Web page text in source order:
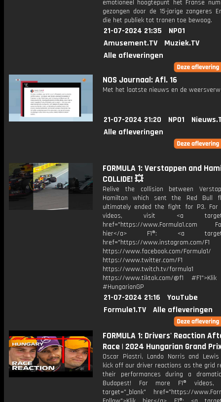
emotioneel hoogtepunt het Franse
gezongen door de 15-jarige zangeres
die het publiek tot tranen toe bewoog.
21-07-2024 21:35
NPO1
Amusement.TV
Muziek.TV
Alle afleveringen
NOS Journaal: Afl. 16
Met het laatste nieuws en de
21-07-2024 21:20 NPO1
Alle afleveringen
FORMULA 1: Verstappen and
COLLIDE! 💥
Relive the collision between
Hamilton which sent the Red Bull
ultimately ended the fight for P3. For
videos, visit <a
href="https://www.Formula1.com
hier</a> F1®: <a
href="https://www.instagram.com/F1
https://www.facebook.com/Formula1/
https://www.twitter.com/F1
https://www.twitch.tv/formula1
https://www.tiktok.com/@f1
#HungarianGP
21-07-2024 21:16
YouTube
Formule1.TV
Alle afleveringen
FORMULA 1: Drivers' Reaction
Race | 2024 Hungarian Grand
Oscar Piastri, Lando Norris and Lewis
kick off our driver reactions as the grid
their performances during a
Budapest! For more F1®
target="_blank" href="https://